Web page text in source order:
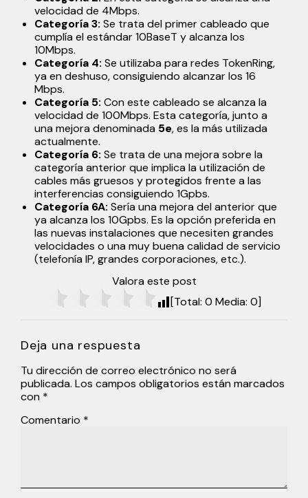
velocidad de 4Mbps.
Categoría 3: Se trata del primer cableado que
cumplía el estándar 10BaseT y alcanza los
10Mbps.
Categoría 4: Se utilizaba para redes TokenRing,
ya en deshuso, consiguiendo alcanzar los 16
Mbps.
Categoría 5: Con este cableado se alcanza la
velocidad de 100Mbps. Esta categoría, junto a
una mejora denominada 5e, es la más utilizada
actualmente.
Categoría 6: Se trata de una mejora sobre la
categoría anterior que implica la utilización de
cables más gruesos y protegidos frente a las
interferencias consiguiendo 1Gpbs.
Categoría 6A: Sería una mejora del anterior que
ya alcanza los 10Gpbs. Es la opción preferida en
las nuevas instalaciones que necesiten grandes
velocidades o una muy buena calidad de servicio
(telefonía IP, grandes corporaciones, etc.).
Valora este post
[Total: 0 Media: 0]
Deja una respuesta
Tu dirección de correo electrónico no será
publicada. Los campos obligatorios están marcados
con *
Comentario *